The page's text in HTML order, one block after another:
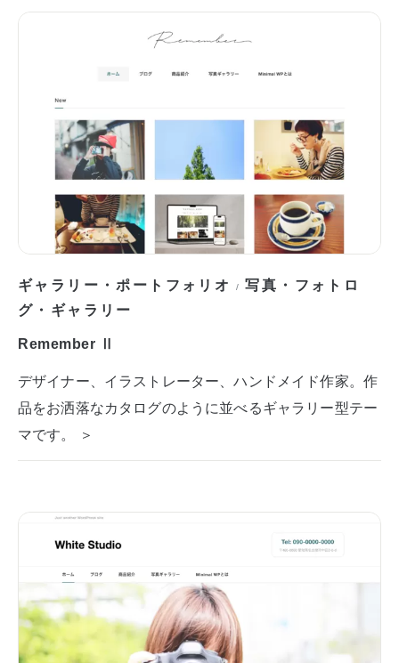
ギャラリー・ポートフォリオ /写真・フォトロ
グ・ギャラリー
Remember Ⅱ
デザイナー、イラストレーター、ハンドメイド作家。作
品をお洒落なカタログのように並べるギャラリー型テー
マです。 ＞